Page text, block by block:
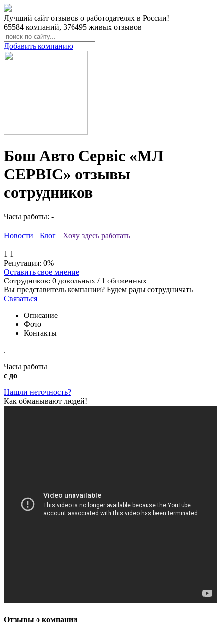
Лучший сайт отзывов о работодателях в России!
65584 компаний, 376495 живых отзывов
Добавить компанию
Бош Авто Сервіс «МЛ
СЕРВІС» отзывы
сотрудников
Часы работы: -
Новости Блог Хочу здесь работать
1 1
Репутация: 0%
Оставить свое мнение
Сотрудников: 0 довольных / 1 обиженных
Вы представитель компании? Будем рады сотрудничать
Связаться
Описание
Фото
Контакты
,
Часы работы
с до
Нашли неточность?
Как обманывают людей!
Отзывы о компании